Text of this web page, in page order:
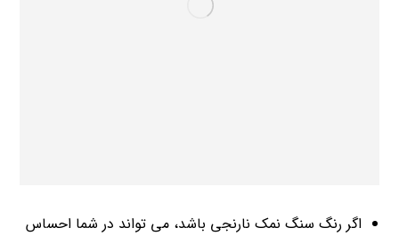
اگر رنگ سنگ نمک نارنجی باشد، می تواند در شما احساس